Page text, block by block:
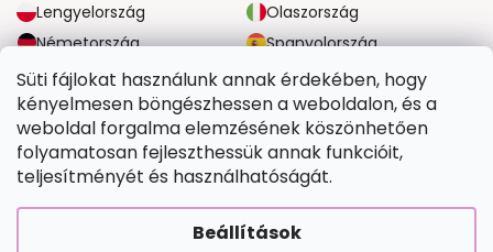
Süti fájlokat használunk annak érdekében, hogy
kényelmesen böngészhessen a weboldalon, és a
weboldal forgalma elemzésének köszönhetően
folyamatosan fejleszthessük annak funkcióit,
teljesítményét és használhatóságát.
Beállítások
Lengyelország
Olaszország
Németország
Spanyolország
Nagy-Britannia
Ausztria
MEGBÍZHATÓ SZÁLLÍTÁSI LEHETŐSÉGEK
BIZTONSÁGOS FIZETÉSI LEHETŐSÉGEK